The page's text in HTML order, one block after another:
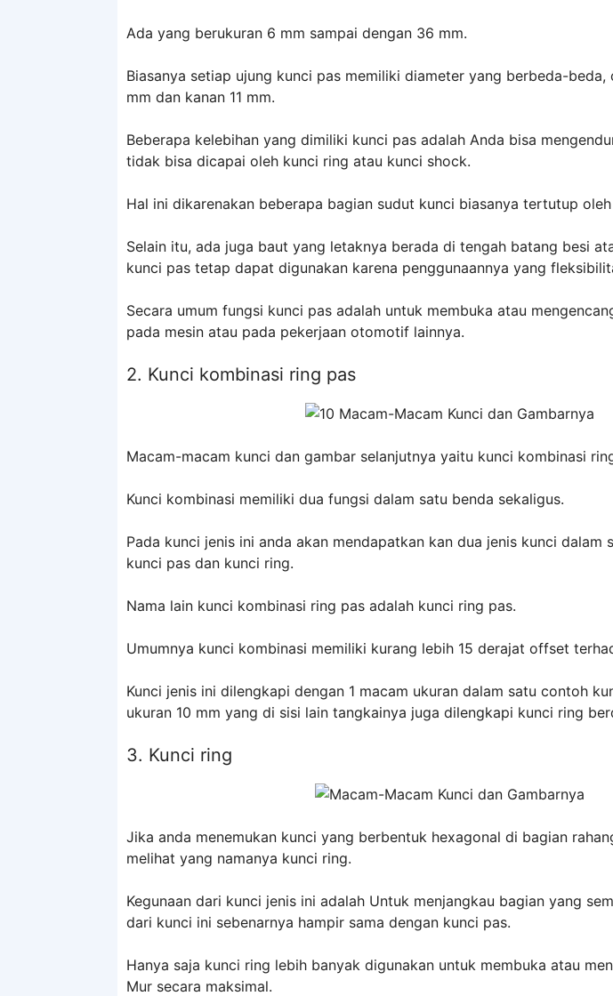
Ada yang berukuran 6 mm sampai dengan 36 mm.
Biasanya setiap ujung kunci pas memiliki diameter yang berbeda-beda,
mm dan kanan 11 mm.
Beberapa kelebihan yang dimiliki kunci pas adalah Anda bisa
tidak bisa dicapai oleh kunci ring atau kunci shock.
Hal ini dikarenakan beberapa bagian sudut kunci biasanya tertutup
Selain itu, ada juga baut yang letaknya berada di tengah batang besi
kunci pas tetap dapat digunakan karena penggunaannya yang
Secara umum fungsi kunci pas adalah untuk membuka atau
pada mesin atau pada pekerjaan otomotif lainnya.
2. Kunci kombinasi ring pas
Macam-macam kunci dan gambar selanjutnya yaitu kunci kombinasi
Kunci kombinasi memiliki dua fungsi dalam satu benda sekaligus.
Pada kunci jenis ini anda akan mendapatkan kan dua jenis kunci dalam
kunci pas dan kunci ring.
Nama lain kunci kombinasi ring pas adalah kunci ring pas.
Umumnya kunci kombinasi memiliki kurang lebih 15 derajat offset
Kunci jenis ini dilengkapi dengan 1 macam ukuran dalam satu contoh
ukuran 10 mm yang di sisi lain tangkainya juga dilengkapi kunci ring
3. Kunci ring
Jika anda menemukan kunci yang berbentuk hexagonal di bagian
melihat yang namanya kunci ring.
Kegunaan dari kunci jenis ini adalah Untuk menjangkau bagian yang
dari kunci ini sebenarnya hampir sama dengan kunci pas.
Hanya saja kunci ring lebih banyak digunakan untuk membuka atau
Mur secara maksimal.